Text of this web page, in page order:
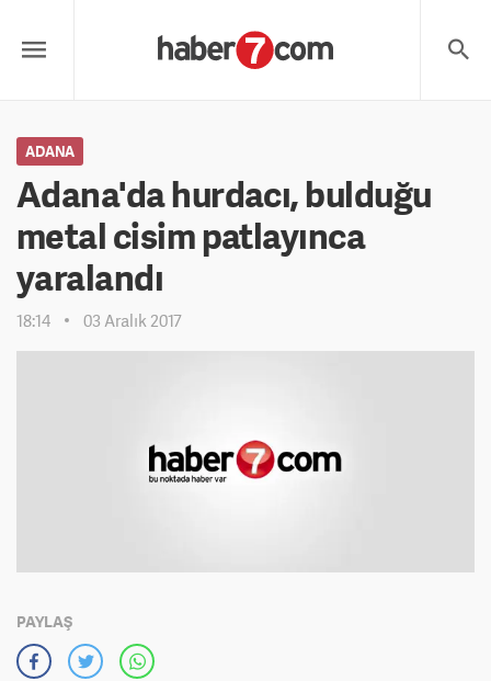
ADANA
Adana'da hurdacı, bulduğu
metal cisim patlayınca
yaralandı
18:14 03 Aralık 2017
PAYLAŞ